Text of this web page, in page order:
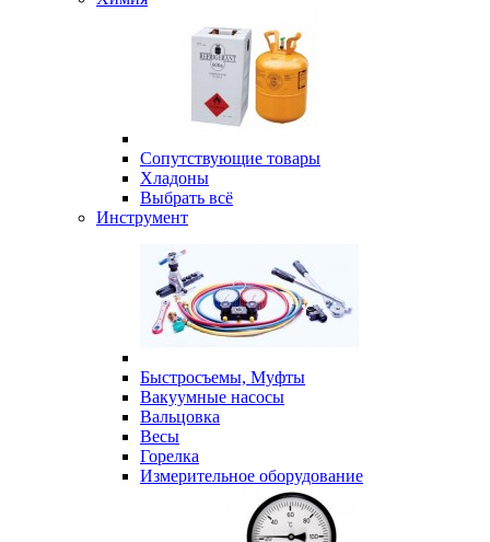
Сопутствующие товары
Хладоны
Выбрать всё
Инструмент
Быстросъемы, Муфты
Вакуумные насосы
Вальцовка
Весы
Горелка
Измерительное оборудование